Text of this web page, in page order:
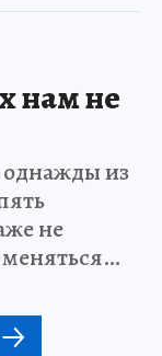
нам не
однажды из
не
меняться…